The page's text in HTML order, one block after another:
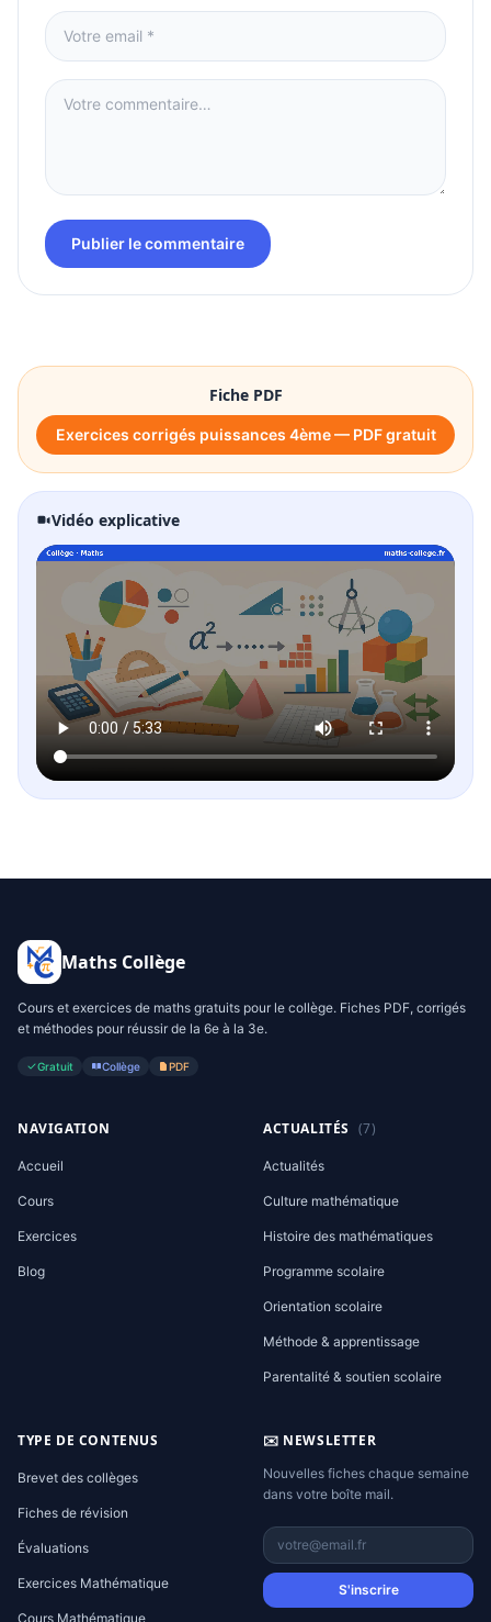
Publier le commentaire
Fiche PDF
Exercices corrigés puissances 4ème — PDF gratuit
Vidéo explicative
Maths Collège
Cours et exercices de maths gratuits pour le collège. Fiches PDF, corrigés
et méthodes pour réussir de la 6e à la 3e.
Gratuit Collège PDF
NAVIGATION
Accueil
Cours
Exercices
Blog
ACTUALITÉS (7)
Actualités
Culture mathématique
Histoire des mathématiques
Programme scolaire
Orientation scolaire
Méthode & apprentissage
Parentalité & soutien scolaire
TYPE DE CONTENUS
Brevet des collèges
Fiches de révision
Évaluations
Exercices Mathématique
Cours Mathématique
✉️ NEWSLETTER
Nouvelles fiches chaque semaine
dans votre boîte mail.
S'inscrire